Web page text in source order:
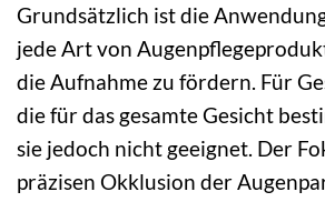
Grundsätzlich ist die
jede Art von
die Aufnahme zu fördern. Für
die für das gesamte Gesicht
sie jedoch nicht geeignet. Der
präzisen Okklusion der